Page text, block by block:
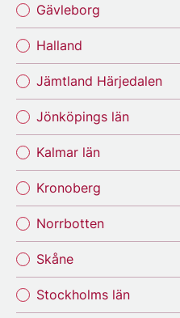
Gävleborg
Halland
Jämtland Härjedalen
Jönköpings län
Kalmar län
Kronoberg
Norrbotten
Skåne
Stockholms län